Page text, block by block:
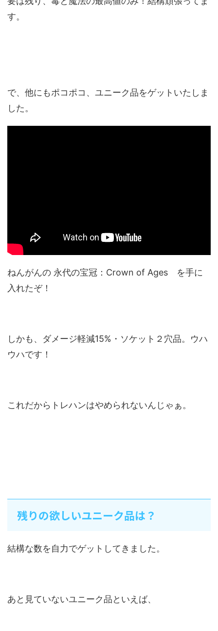
す。
で、他にもポコポコ、ユニーク品をゲットいたしま
した。
ねんがんの 永代の宝冠：Crown of Ages を手に
入れたぞ！
しかも、ダメージ軽減15%・ソケット２穴品。ウハ
ウハです！
これだからトレハンはやめられないんじゃぁ。
残りの欲しいユニーク品は？
結構な数を自力でゲットしてきました。
あと見ていないユニーク品といえば、